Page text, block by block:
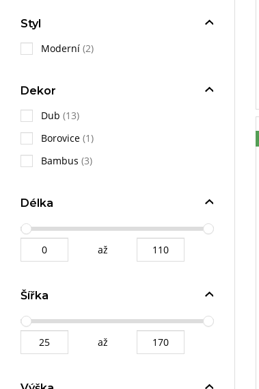
Styl
Moderní (2)
Dekor
Dub (13)
Borovice (1)
Bambus (3)
Délka
až
Šířka
až